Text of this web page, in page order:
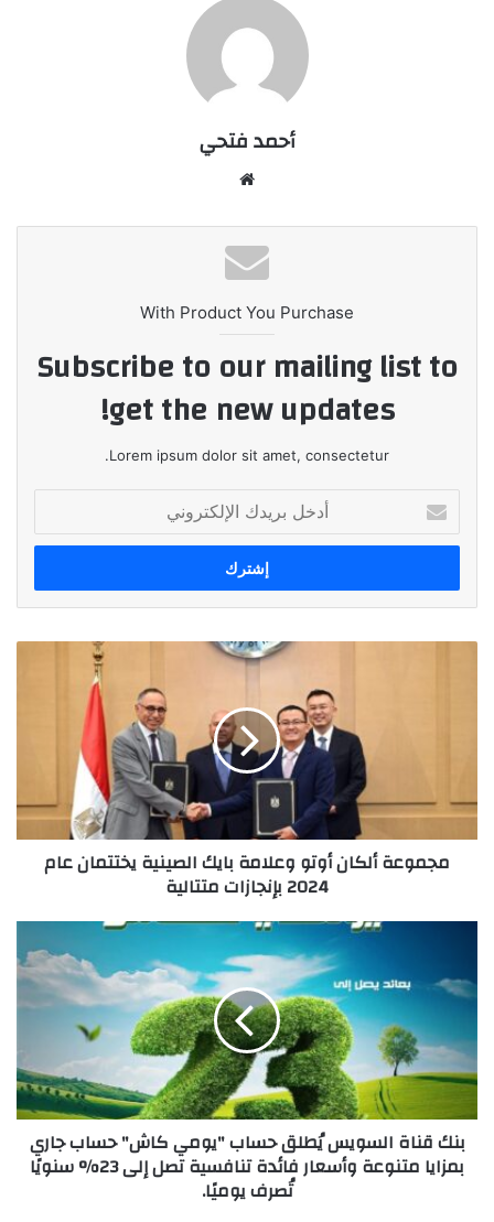
أحمد فتحي
With Product You Purchase
Subscribe to our mailing list to
get the new updates!
Lorem ipsum dolor sit amet, consectetur.
بريدك
الإلكتروني
عام
2024
بإنجازاتمجموعة ألكان أوتو وعلامة بايك الصينية يختتمان عام
2024 بإنجازات متتالية
السويس
يُطلق
"يومي
كاش"
جاري
بمزايا
متنوعة
بنك قناة السويس يُطلق حساب "يومي كاش" حساب جاري
بمزايا متنوعة وأسعار فائدة تنافسية تصل إلى 23% سنويًا
تُصرف يوميًا.